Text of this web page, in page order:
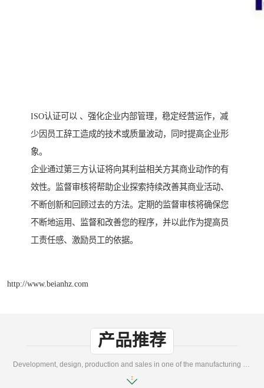
ISO认证可以 、强化企业内部管理，稳定经营运作，减
少因员工辞工造成的技术或质量波动，同时提高企业形
象。
企业通过第三方认证将向其利益相关方其商业动作的有
效性。监督审核将帮助企业探索持续改善其商业活动、
不断创新和回顾过去的方法。定期的监督审核将确保您
不断地运用、监督和改善您的程序，并以此作为提高员
工责任感、激励员工的依据。
http://www.beianhz.com
产品推荐
Development, design, production and sales in one of the manufacturing enterprises